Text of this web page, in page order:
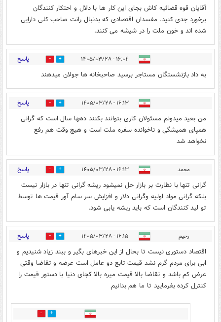
آقایان قوه قضائیه کاش بجای این کار ها با دلال و احتکار کنندگان
برخورد جدی کنید. مفسدان اقتصادی که بدنبال رانت صاحب کلی دارایی
شده اند و خون ملت را در شیشه می کنند.
۱۶:۰۴ - ۱۴۰۵/۰۳/۲۸ 9 پاسخ
به داد بازنشستگان مستاجر برسید صاحبخانه ها جولان میدهند
۱۶:۱۳ - ۱۴۰۵/۰۳/۲۸ 4 پاسخ
من بعید میدونم مسئولان کاری بتوانند بکنند دهها سال است که گرانی
همپای همیشگی و ناخوانده سفره ملت است و هیچ وقت هم رفع
نخواهد شد
محمد ۱۶:۱۳ - ۱۴۰۵/۰۳/۲۸ 5 پاسخ
گرانی تنها با نظارت بر بازار حل نمیشود ریشه گرانی تنها در بازار نیست
بلکه گرانی مواد اولیه وگرانی دلار و افزایش سر سام آور قیمت ها توسط
تو لید کنندگان است که باید ریشه یابی شود.
رحیم ۱۶:۱۵ - ۱۴۰۵/۰۳/۲۸ 7 پاسخ
اقتصاد دستوری نیست تا بحال از این خبرهای بگیر و ببند زیاد شنیدیم و
ابی برای مردم گرم نشد قیمت تابع دو عامل است عرضه و تقاضا وقتی
عرض کم باشد و تقاضا بالا قیمت میره بالا کجای دنیا با دستور قیمت را
کنترل کرده بفرمایید تا ما هم بدانیم
4